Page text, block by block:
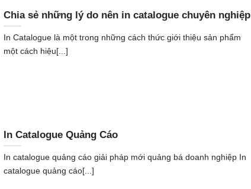
Chia sẻ những lý do nên in catalogue chuyên nghiệp
In Catalogue là một trong những cách thức giới thiệu sản phẩm
một cách hiệu[...]
In Catalogue Quảng Cáo
In catalogue quảng cáo giải pháp mới quảng bá doanh nghiệp In
catalogue quảng cáo[...]